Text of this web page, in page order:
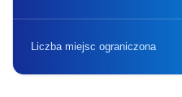
Liczba miejsc ograniczona